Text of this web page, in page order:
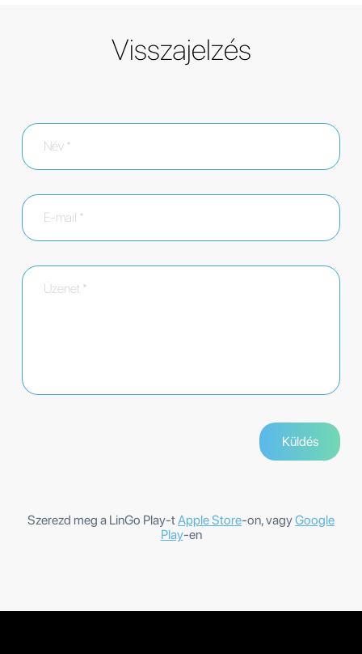
Visszajelzés
Szerezd meg a LinGo Play-tApple Store-on, vagyGoogle
Play-en